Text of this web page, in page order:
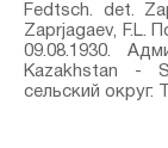
Fedtsch.⁣ det.
Zaprjagaev, F.L.
09.08.1930.
Kazakhstan -
сельский округ.